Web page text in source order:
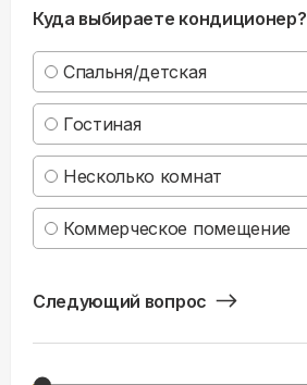
Куда выбираете кондиционер?
Спальня/детская
Гостиная
Несколько комнат
Коммерческое помещение
Следующий вопрос